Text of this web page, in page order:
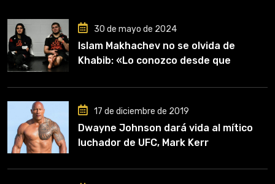
30 de mayo de 2024
Islam Makhachev no se olvida de
Khabib: «Lo conozco desde que
clave en mi carrera»
17 de diciembre de 2019
Dwayne Johnson dará vida al mítico
luchador de UFC, Mark Kerr